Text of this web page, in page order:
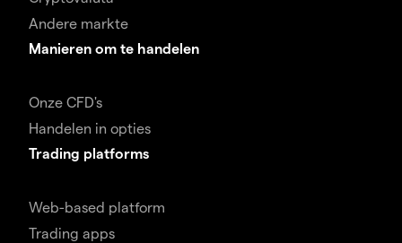
Andere markte
Manieren om te handelen
Onze CFD's
Handelen in opties
Trading platforms
Web-based platform
Trading apps